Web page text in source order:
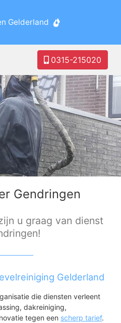
Gelderland
0315-215020
Gendringen
u graag van dienst
Gelderland
die diensten verleent
dakreiniging,
tegen een scherp tarief.